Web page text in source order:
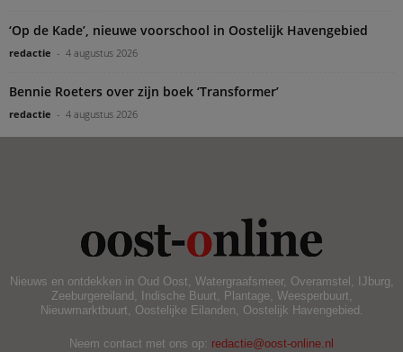
‘Op de Kade’, nieuwe voorschool in Oostelijk Havengebied
redactie - 4 augustus 2026
Bennie Roeters over zijn boek ‘Transformer’
redactie - 4 augustus 2026
Nieuws en ontdekken in Oud Oost, Watergraafsmeer, Overamstel, IJburg,
Zeeburgereiland, Indische Buurt, Plantage, Weesperbuurt,
Nieuwmarktbuurt, Oostelijke Eilanden, Oostelijk Havengebied.
Neem contact met ons op: redactie@oost-online.nl